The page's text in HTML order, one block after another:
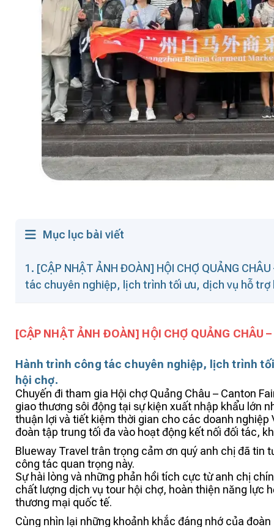
Mục lục bài viết
1. [CẬP NHẬT ẢNH ĐOÀN] HỘI CHỢ QUẢNG
tác chuyên nghiệp, lịch trình tối ưu, dịch vụ hỗ trợ
[CẬP NHẬT ẢNH ĐOÀN] HỘI CHỢ QUẢNG CHÂU
Hành trình công tác chuyên nghiệp, lịch trình
hội chợ.
Chuyến đi tham gia Hội chợ Quảng Châu – Canton
giao thương sôi động tại sự kiện xuất nhập khẩu lớn
thuận lợi và tiết kiệm thời gian cho các doanh
đoàn tập trung tối đa vào hoạt động kết nối đối tác,
Blueway Travel trân trọng cảm ơn quý anh chị đã tin
công tác quan trọng này.
Sự hài lòng và những phản hồi tích cực từ anh chị
chất lượng dịch vụ tour hội chợ, hoàn thiện năng lực
thương mại quốc tế.
Cùng nhìn lại những khoảnh khắc đáng nhớ của